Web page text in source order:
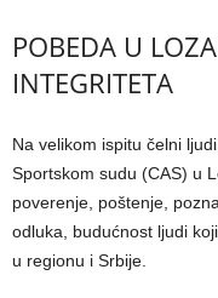
POBEDA U
INTEGRITETA
Na velikom ispitu čelni
Sportskom sudu (CAS) u
poverenje, poštenje,
odluka, budućnost ljudi
u regionu i Srbije.